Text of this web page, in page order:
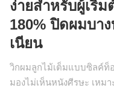
ง่ายสำหรับผู้เริ่
180% ปิดผมบา
เนียน
วิกผมลูกไม้เต็มแบบซิลค์ท็
มองไม่เห็นหนังศีรษะ เหม